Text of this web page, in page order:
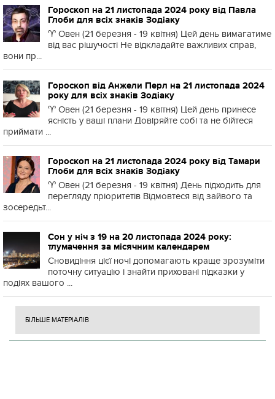
Гороскоп на 21 листопада 2024 року від Павла
Глоби для всіх знаків Зодіаку
♈️ Овен (21 березня - 19 квітня) Цей день вимагатиме
від вас рішучості Не відкладайте важливих справ,
вони пр...
Гороскоп від Анжели Перл на 21 листопада 2024
року для всіх знаків Зодіаку
♈️ Овен (21 березня - 19 квітня) Цей день принесе
ясність у ваші плани Довіряйте собі та не бійтеся
приймати ...
Гороскоп на 21 листопада 2024 року від Тамари
Глоби для всіх знаків Зодіаку
♈️ Овен (21 березня - 19 квітня) День підходить для
перегляду пріоритетів Відмовтеся від зайвого та
зосередьт...
Сон у ніч з 19 на 20 листопада 2024 року:
тлумачення за місячним календарем
Сновидіння цієї ночі допомагають краще зрозуміти
поточну ситуацію і знайти приховані підказки у
подіях вашого ...
БІЛЬШЕ МАТЕРІАЛІВ